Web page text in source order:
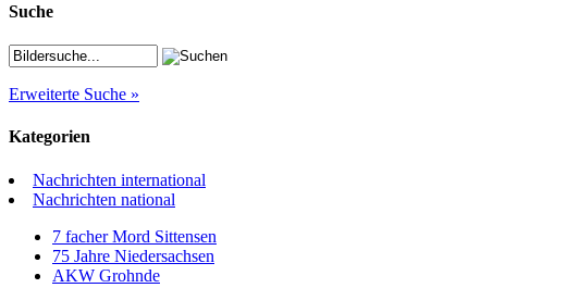
Suche
Erweiterte Suche »
Kategorien
Nachrichten international
Nachrichten national
7 facher Mord Sittensen
75 Jahre Niedersachsen
AKW Grohnde